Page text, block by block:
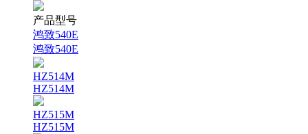
产品型号
鸿致540E
鸿致540E
HZ514M
HZ514M
HZ515M
HZ515M